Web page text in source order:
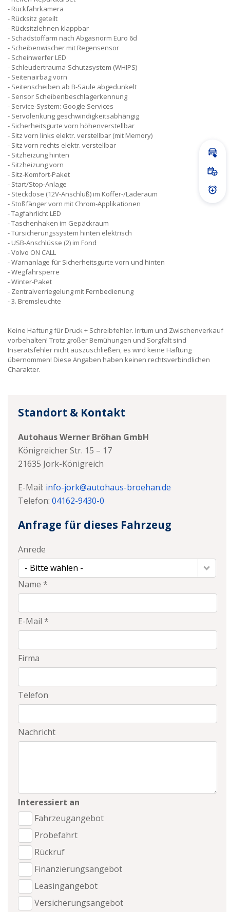
Rückfahrkamera
Rücksitz geteilt
Rücksitzlehnen klappbar
Schadstoffarm nach Abgasnorm Euro 6d
Scheibenwischer mit Regensensor
Scheinwerfer LED
Schleudertrauma-Schutzsystem (WHIPS)
Seitenairbag vorn
Seitenscheiben ab B-Säule abgedunkelt
Sensor Scheibenbeschlagerkennung
Service-System: Google Services
Servolenkung geschwindigkeitsabhängig
Sicherheitsgurte vorn höhenverstellbar
Sitz vorn links elektr. verstellbar (mit Memory)
Sitz vorn rechts elektr. verstellbar
Sitzheizung hinten
Sitzheizung vorn
Sitz-Komfort-Paket
Start/Stop-Anlage
Steckdose (12V-Anschluß) im Koffer-/Laderaum
Stoßfänger vorn mit Chrom-Applikationen
Tagfahrlicht LED
Taschenhaken im Gepäckraum
Türsicherungssystem hinten elektrisch
USB-Anschlüsse (2) im Fond
Volvo ON CALL
Warnanlage für Sicherheitsgurte vorn und hinten
Wegfahrsperre
Winter-Paket
Zentralverriegelung mit Fernbedienung
3. Bremsleuchte
Keine Haftung für Druck + Schreibfehler. Irrtum und Zwischenverkauf
vorbehalten! Trotz großer Bemühungen und Sorgfalt sind
Inseratsfehler nicht auszuschließen, es wird keine Haftung
übernommen! Diese Angaben haben keinen rechtsverbindlichen
Charakter.
Standort & Kontakt
Autohaus Werner Bröhan GmbH
Königreicher Str. 15 – 17
21635 Jork-Königreich
E-Mail: info-jork@autohaus-broehan.de
Telefon: 04162-9430-0
Anfrage für dieses Fahrzeug
Anrede
- Bitte wählen -
Name *
E-Mail *
Firma
Telefon
Nachricht
Interessiert an
Fahrzeugangebot
Probefahrt
Rückruf
Finanzierungsangebot
Leasingangebot
Versicherungsangebot